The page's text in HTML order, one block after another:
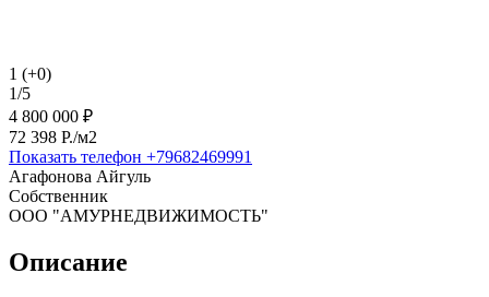
1 (+0)
1/5
4 800 000 ₽
72 398 P./м2
Показать телефон +79682469991
Агафонова Айгуль
Собственник
ООО "АМУРНЕДВИЖИМОСТЬ"
Описание